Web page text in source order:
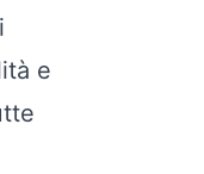
e